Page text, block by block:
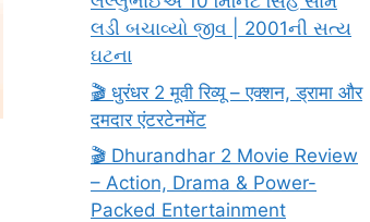
લડી બચાવ્યો જીવ | 2001ની સત્ય
ઘટના
🎬 धुरंधर 2 मूवी रिव्यू – एक्शन, ड्रामा और
दमदार एंटरटेनमेंट
🎬 Dhurandhar 2 Movie Review
– Action, Drama & Power-
Packed Entertainment